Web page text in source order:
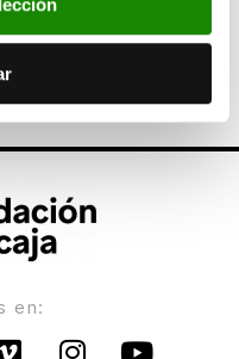
Intercultural de la
de Huelva
en: